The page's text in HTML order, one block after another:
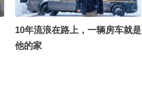
10年流浪在路上，一辆房车就是
他的家